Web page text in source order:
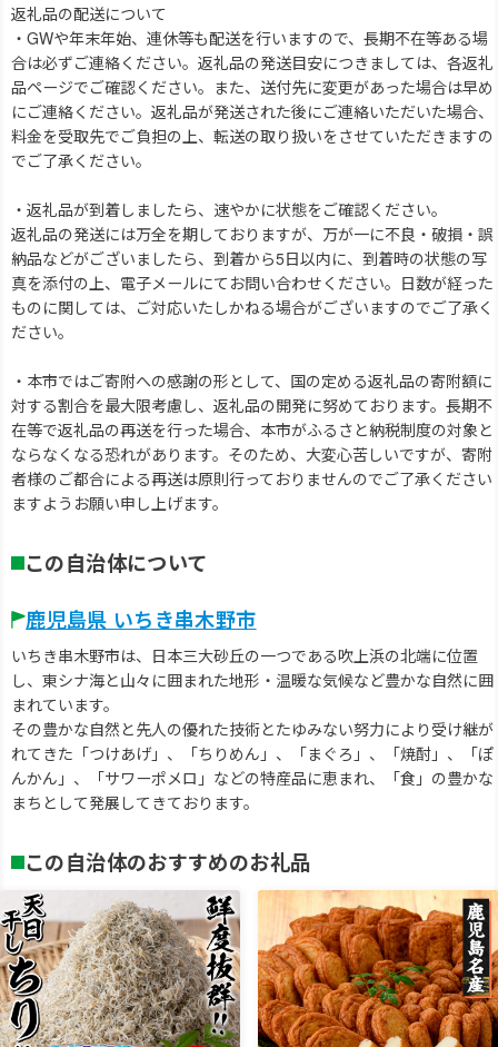
返礼品の配送について
・GWや年末年始、連休等も配送を行いますので、長期不在等ある場
合は必ずご連絡ください。返礼品の発送目安につきましては、各返礼
品ページでご確認ください。また、送付先に変更があった場合は早め
にご連絡ください。返礼品が発送された後にご連絡いただいた場合、
料金を受取先でご負担の上、転送の取り扱いをさせていただきますの
でご了承ください。
・返礼品が到着しましたら、速やかに状態をご確認ください。
返礼品の発送には万全を期しておりますが、万が一に不良・破損・誤
納品などがございましたら、到着から5日以内に、到着時の状態の写
真を添付の上、電子メールにてお問い合わせください。日数が経った
ものに関しては、ご対応いたしかねる場合がございますのでご了承く
ださい。
・本市ではご寄附への感謝の形として、国の定める返礼品の寄附額に
対する割合を最大限考慮し、返礼品の開発に努めております。長期不
在等で返礼品の再送を行った場合、本市がふるさと納税制度の対象と
ならなくなる恐れがあります。そのため、大変心苦しいですが、寄附
者様のご都合による再送は原則行っておりませんのでご了承ください
ますようお願い申し上げます。
この自治体について
鹿児島県 いちき串木野市
いちき串木野市は、日本三大砂丘の一つである吹上浜の北端に位置
し、東シナ海と山々に囲まれた地形・温暖な気候など豊かな自然に囲
まれています。
その豊かな自然と先人の優れた技術とたゆみない努力により受け継が
れてきた「つけあげ」、「ちりめん」、「まぐろ」、「焼酎」、「ぽ
んかん」、「サワーポメロ」などの特産品に恵まれ、「食」の豊かな
まちとして発展してきております。
この自治体のおすすめのお礼品